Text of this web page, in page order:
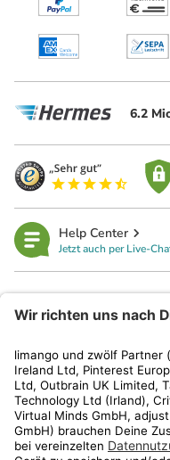
6.2
Help Center
Jetzt auch per Live-
Kundenservice
Shop